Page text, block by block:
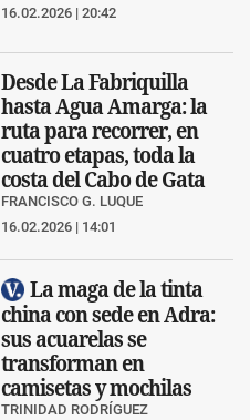
16.02.2026 | 20:42
Desde La Fabriquilla
hasta Agua Amarga: la
ruta para recorrer, en
cuatro etapas, toda la
costa del Cabo de Gata
FRANCISCO G. LUQUE
16.02.2026 | 14:01
La maga de la tinta
china con sede en Adra:
sus acuarelas se
transforman en
camisetas y mochilas
TRINIDAD RODRÍGUEZ